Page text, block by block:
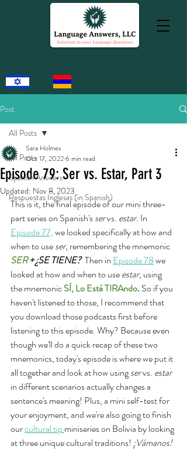
Post
All Posts
Spanish Answers
Respuestas Inglesas (in Spanish)
All Posts
Episode 79: Ser vs. Estar, Part 3
Sara Holmes
Oct 17, 20226 min read
Updated: Nov 8, 2023
This is it, the final episode of our mini three-
part series on Spanish's ser vs. estar. In
Episode 77, we looked specifically at how and
when to use ser, remembering the mnemonic
SER + ¿SE TIENE?
  Then in
Episode 78 we
looked at how and when to use estar, using
the mnemonic SÍ, Lo Está TIRAndo. So if you
haven't listened to those, I recommend that
you download those podcasts first before
listening to this episode. Why? Because even
though we'll do a quick recap of these two
mnemonics, today's episode is where we put it
all together and look at how using ser vs. estar
in different scenarios actually changes a
sentence's meaning! Plus, a mini self-test for
your enjoyment, and we're also going to finish
our cultural tip miniseries on Bolivia by looking
at three unique cultural traditions! ¡Vámanos!